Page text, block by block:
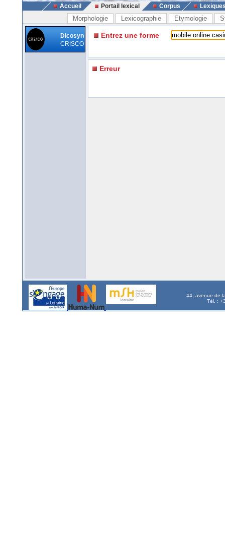
Accueil Portail lexical Corpus
Morphologie Lexicographie Etymologie
Dicosyn
CRISCO
Entrez une forme
Erreur
44, avenue de
Tél. :